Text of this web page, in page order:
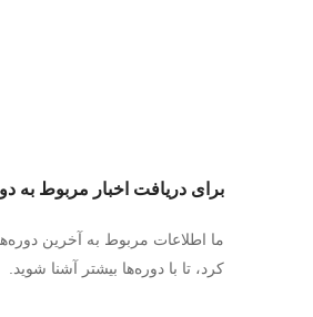
برای دریافت اخبار مربوط به
ما اطلاعات مربوط به آخرین
کرد، تا با دوره‌ها بیشتر آشنا شوید.